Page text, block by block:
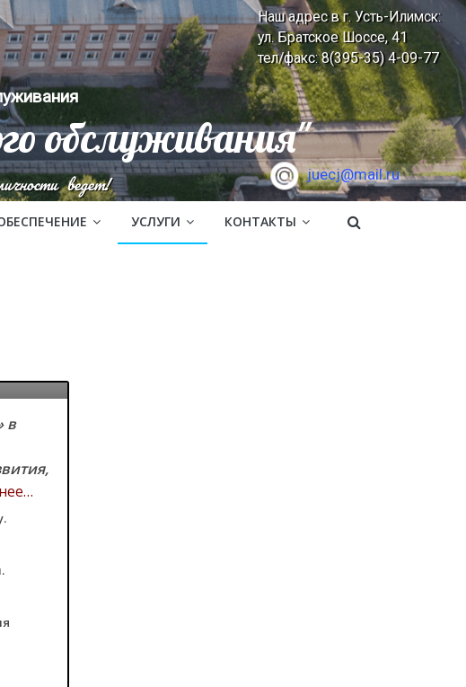
juecj@mail.ru
обслуживания"
Наш адрес в г. Усть-Илимск:
ул. Братское Шоссе, 41
тел/факс: 8(395-35) 4-09-77
ведет!
УСЛУГИ КОНТАКТЫ
в